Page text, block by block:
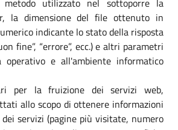
la dimensione del file ottenuto in
indicante lo stato della risposta
fine”, “errore”, ecc.) e altri parametri
e all'ambiente informatico
per la fruizione dei servizi web,
allo scopo di ottenere informazioni
servizi (pagine più visitate, numero